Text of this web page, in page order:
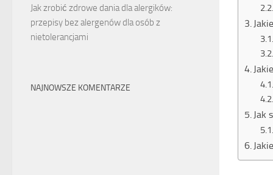
Jak
Jak zrobić zdrowe dania dla alergików:
przepisy bez alergenów dla osób z
nietolerancjami
NAJNOWSZE KOMENTARZE